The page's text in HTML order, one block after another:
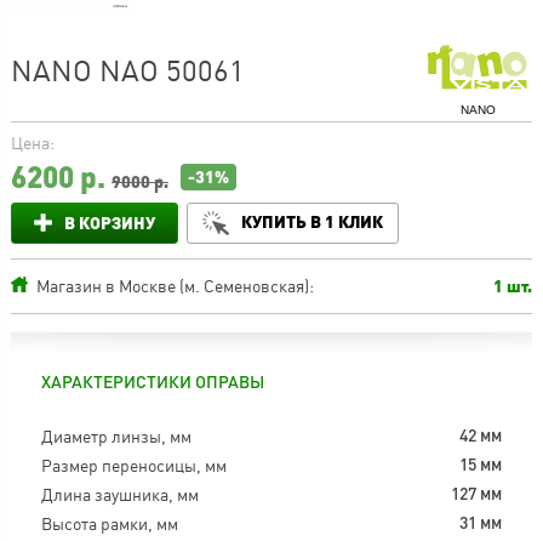
NANO
NANO NAO 50061
Цена:
6200р. 9000 р. -31%
В КОРЗИНУ КУПИТЬ В 1 КЛИК
Магазин в Москве (м. Семеновская): 1 шт.
ХАРАКТЕРИСТИКИ ОПРАВЫ
Диаметр линзы, мм 42 мм
Размер переносицы, мм 15 мм
Длина заушника, мм 127 мм
Высота рамки, мм 31 мм